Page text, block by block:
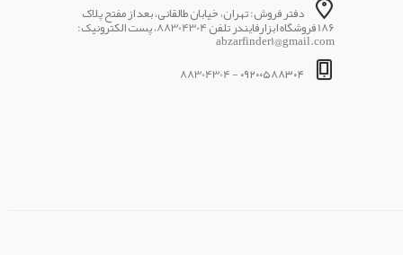
دفتر فروش: تهران، خیابان طالقانی، بعد از مفتح پلاک
186 فروشگاه ابزارفایندر تلفن 88304304، پست الکترونیک:
abzarfinder1@gmail.com
۰۹۲۰۰۵۸۸۳۰۴ - 88304304